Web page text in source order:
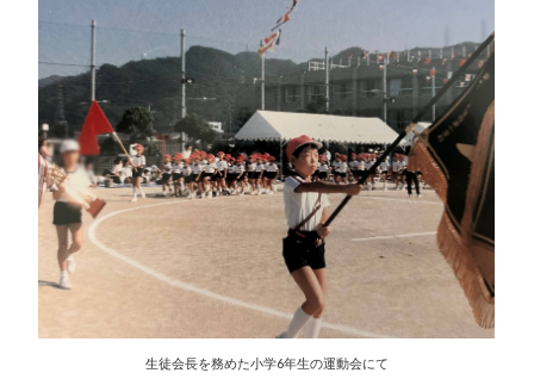
生徒会長を務めた小学6年生の運動会にて